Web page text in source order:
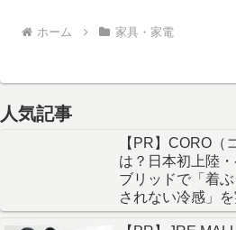
ホーム 家具・家電
人気記事
【PR】CORO（
は？日本初上陸
ブリッドで「着
されない冷感」
徹底解説！